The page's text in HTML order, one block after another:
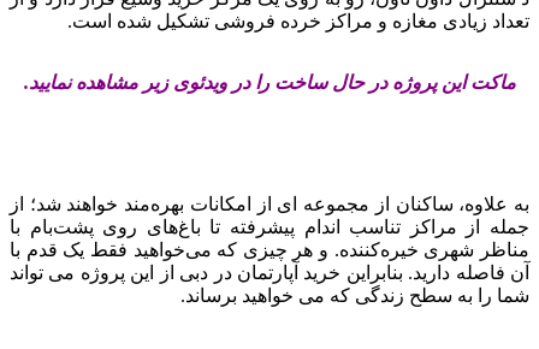
تعداد زیادی مغازه و مراکز خرده فروشی تشکیل شده است.
ماکت این پروژه در حال ساخت را در ویدئوی زیر مشاهده نمایید.
به علاوه، ساکنان از مجموعه ای از امکانات بهره‌مند خواهند شد؛ از
جمله از مراکز تناسب اندام پیشرفته تا باغ‌های روی پشت‌بام با
مناظر شهری خیره‌کننده. و هر چیزی که می‌خواهید فقط یک قدم با
آن فاصله دارید. بنابراین خرید آپارتمان در دبی از این پروژه می تواند
شما را به سطح زندگی که می خواهید برساند.